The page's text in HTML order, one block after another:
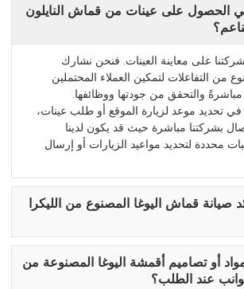
الحصول على عينات من قماش النايلون
على معاينة العينات. فنحن نشارك
من التفاعلات لتمكين العملاء المحتملين
مباشرةً والتحقق من جودتها ووظائفها.
تحديد موعد لزيارة الموقع أو طلب عينات،
بشركتنا مباشرة حيث قد يكون لدينا
محددة لتحديد مواعيد الزيارات أو إرسال
قماش اليوغا المصنوع من الليكرا
أو تصاميم أقمشة اليوغا المصنوعة من
عند الطلب؟